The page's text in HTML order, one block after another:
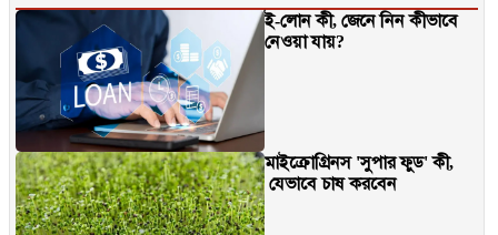
ই-লোন কী, জেনে নিন কীভাবে
নেওয়া যায়?
মাইক্রোগ্রিনস 'সুপার ফুড' কী,
যেভাবে চাষ করবেন